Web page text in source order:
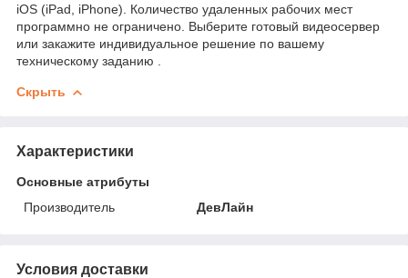
iOS (iPad, iPhone). Количество удаленных рабочих мест
программно не ограничено. Выберите готовый видеосервер
или закажите индивидуальное решение по вашему
техническому заданию .
Скрыть
Характеристики
Основные атрибуты
Производитель
ДевЛайн
Условия доставки